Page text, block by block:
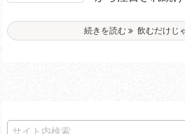
続きを読む 飲むだけじ